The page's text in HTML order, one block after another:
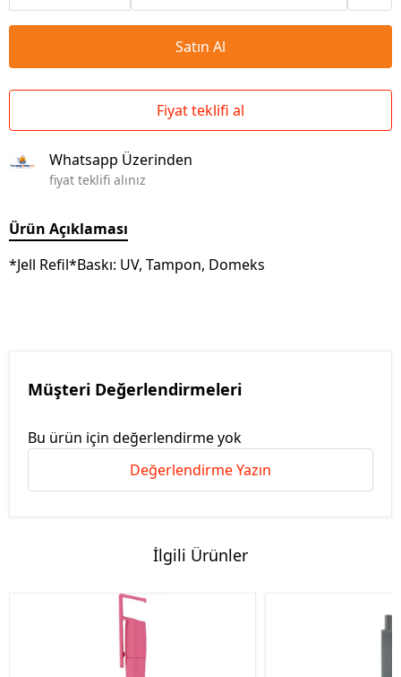
Satın Al
Fiyat teklifi al
Whatsapp Üzerinden
fiyat teklifi alınız
Ürün Açıklaması
*Jell Refil*Baskı: UV, Tampon, Domeks
Müşteri Değerlendirmeleri
Bu ürün için değerlendirme yok
Değerlendirme Yazın
İlgili Ürünler